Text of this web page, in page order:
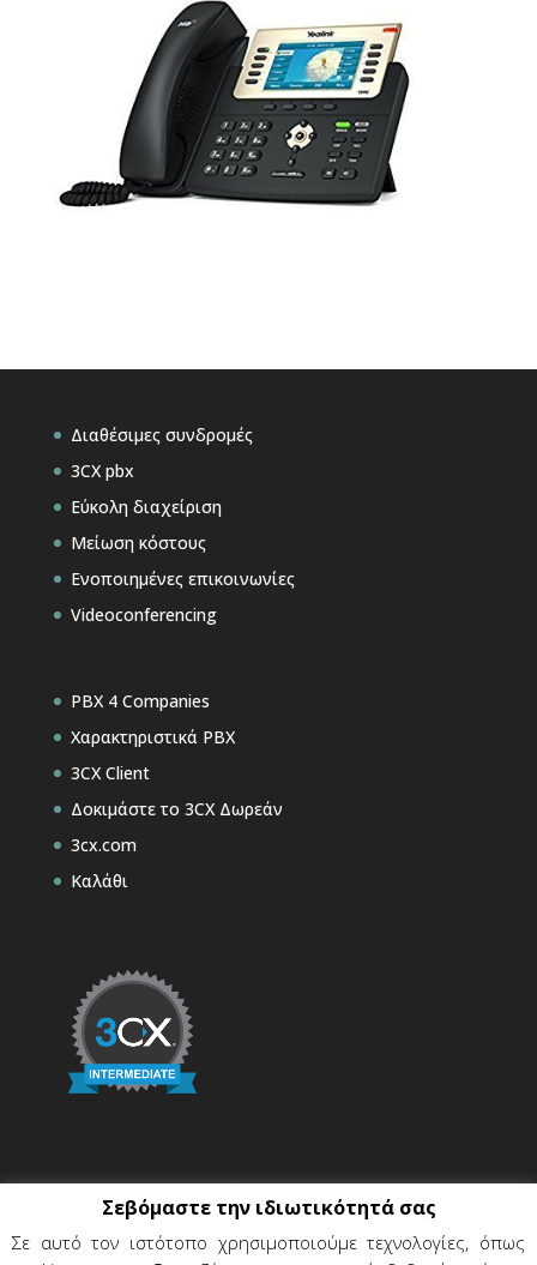
Διαθέσιμες συνδρομές
3CX pbx
Εύκολη διαχείριση
Μείωση κόστους
Ενοποιημένες επικοινωνίες
Videoconferencing
PBX 4 Companies
Χαρακτηριστικά PBX
3CX Client
Δοκιμάστε το 3CX Δωρεάν
3cx.com
Καλάθι
Σεβόμαστε την ιδιωτικότητά σας
Σε αυτό τον ιστότοπο χρησιμοποιούμε τεχνολογίες, όπως